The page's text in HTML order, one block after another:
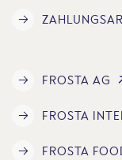
FROSTA AG
FROSTA
FROSTA